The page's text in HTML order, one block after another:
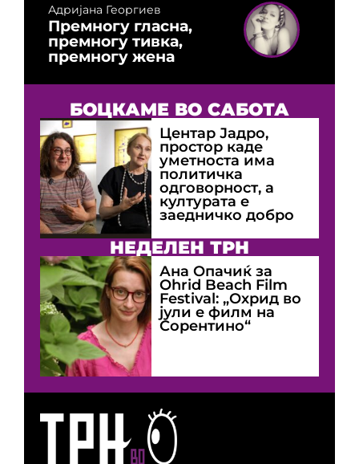
Адријана Георгиев
Премногу гласна,
премногу тивка,
премногу жена
БОЦКАМЕ ВО САБОТА
Центар Јадро,
простор каде
уметноста има
политичка
одговорност, а
културата е
заедничко добро
НЕДЕЛЕН ТРН
Ана Опачиќ за
Оhrid Beach Film
Festival: „Охрид во
јули е филм на
Сорентино“